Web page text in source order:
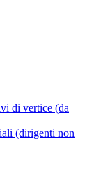
di vertice (da
(dirigenti non